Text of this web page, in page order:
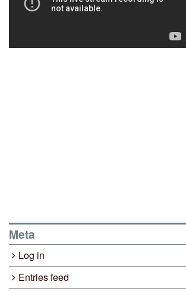
Meta
Log in
Entries feed